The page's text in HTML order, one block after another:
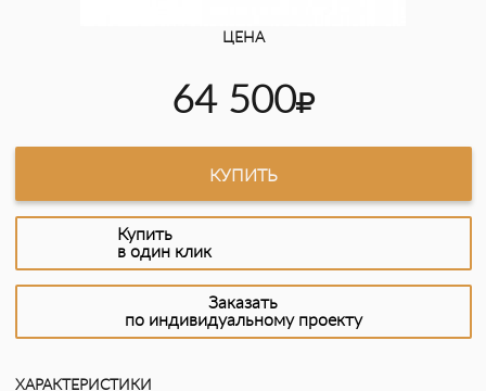
ЦЕНА
64 500
КУПИТЬ
Купить
в один клик
Заказать
по индивидуальному проекту
ХАРАКТЕРИСТИКИ